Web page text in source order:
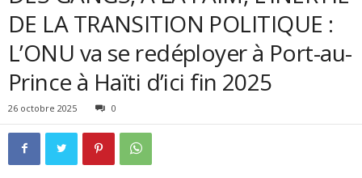
DE LA TRANSITION POLITIQUE :
L’ONU va se redéployer à Port-au-
Prince à Haïti d’ici fin 2025
26 octobre 2025 0